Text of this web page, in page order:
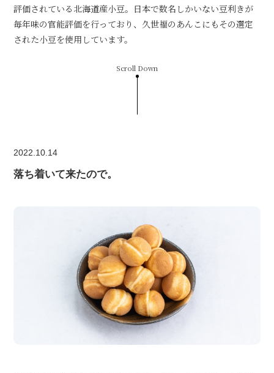
評価されている北海道産小豆。日本で数名しかいない豆利きが
毎年味の官能評価を行っており、久世福のあんこにもその選定
された小豆を使用しています。
Scroll Down
2022.10.14
落ち着いて来たので。